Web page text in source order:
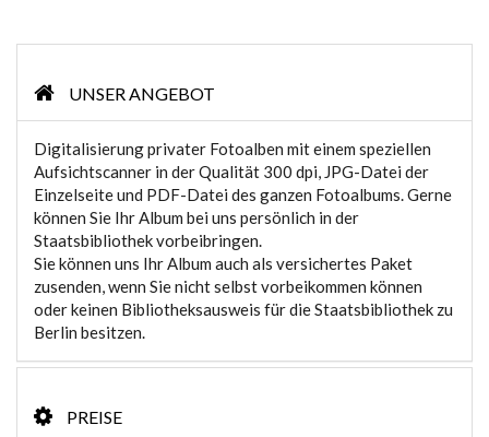
UNSER ANGEBOT
Digitalisierung privater Fotoalben mit einem speziellen
Aufsichtscanner in der Qualität 300 dpi, JPG-Datei der
Einzelseite und PDF-Datei des ganzen Fotoalbums. Gerne
können Sie Ihr Album bei uns persönlich in der
Staatsbibliothek vorbeibringen.
Sie können uns Ihr Album auch als versichertes Paket
zusenden, wenn Sie nicht selbst vorbeikommen können
oder keinen Bibliotheksausweis für die Staatsbibliothek zu
Berlin besitzen.
PREISE